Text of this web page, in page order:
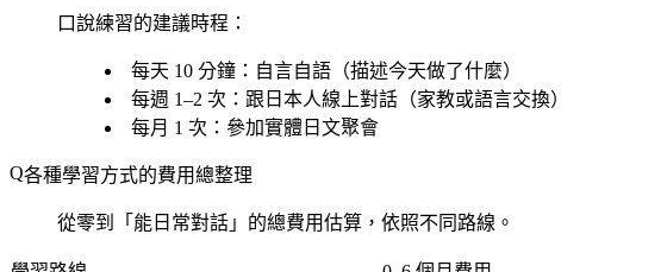
口說練習的建議時程：
每天 10 分鐘 ：自言自語（描述今天做了什麼）
每週 1–2 次 ：跟日本人線上對話（家教或語言交換）
每月 1 次 ：參加實體日文聚會
各種學習方式的費用總整理
從零到「能日常對話」的總費用估算，依照不同路線。